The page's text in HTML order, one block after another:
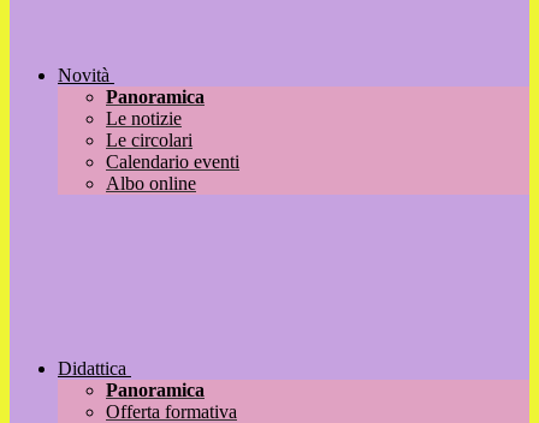
Novità
Panoramica
Le notizie
Le circolari
Calendario eventi
Albo online
Didattica
Panoramica
Offerta formativa